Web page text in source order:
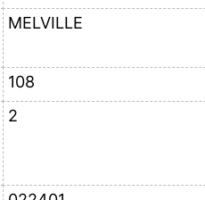
MELVILLE
108
2